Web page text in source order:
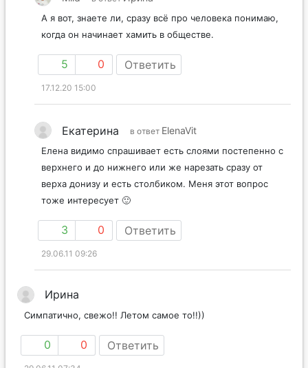
А я вот, знаете ли, сразу всё про человека понимаю,
когда он начинает хамить в обществе.
5 0 Ответить
17.12.20 15:00
Екатерина в ответ ElenaVit
Елена видимо спрашивает есть слоями постепенно с
верхнего и до нижнего или же нарезать сразу от
верха донизу и есть столбиком. Меня этот вопрос
тоже интересует 🙂
3 0 Ответить
29.06.11 09:26
Ирина
Симпатично, свежо!! Летом самое то!!))
0 0 Ответить